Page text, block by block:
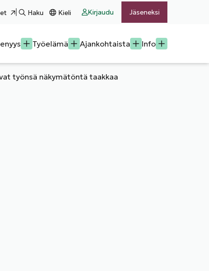
Haku Kieli Kirjaudu Jäseneksi
Työelämä Ajankohtaista Info
työnsä näkymätöntä taakkaa